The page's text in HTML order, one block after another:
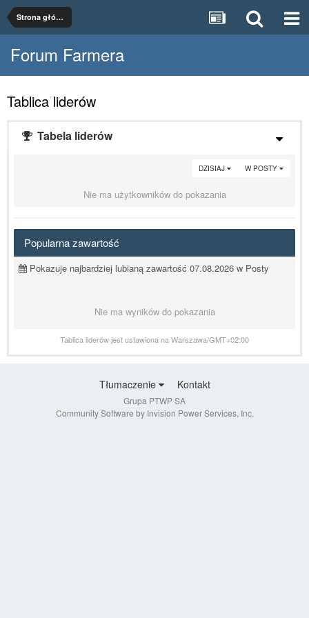
Strona główna
Forum Farmera
Tablica liderów
Tabela liderów
W POSTY
DZISIAJ
Nie ma użytkowników do pokazania
Popularna zawartość
Pokazuje najbardziej lubianą zawartość 07.08.2026 w Posty
Nie ma wyników do pokazania
Tablica liderów jest ustawiona na Warszawa/GMT+02:00
Tłumaczenie Kontakt
Grupa PTWP SA
Community Software by Invision Power Services, Inc.